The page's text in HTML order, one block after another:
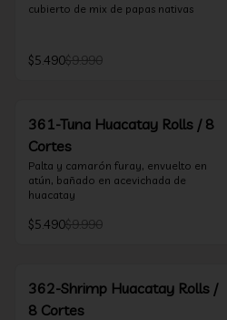
cubierto de mix de papas nativas
$5.490$9.990
361-Tuna Huacatay Rolls / 8
Cortes
Palta y camarón furay, envuelto en
atún, bañado en acevichada de
huacatay
$5.490$9.990
362-Shrimp Huacatay Rolls /
8 Cortes